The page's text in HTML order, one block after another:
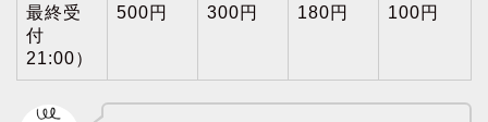
最終受
付
21:00）
500円 300円 180円 100円